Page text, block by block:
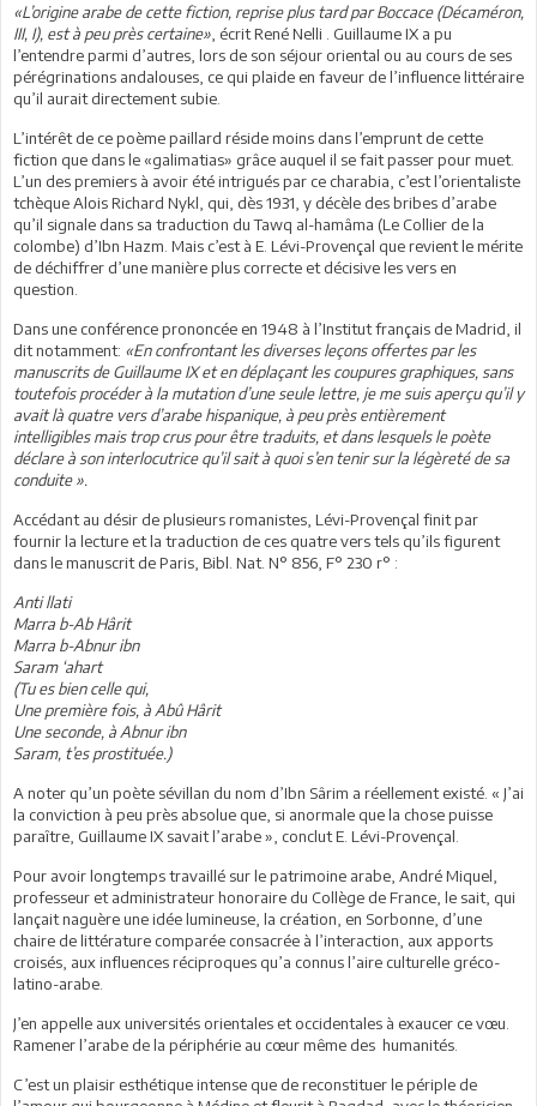
«L’origine arabe de cette fiction, reprise plus tard par Boccace (Décaméron,
III, I), est à peu près certaine» , écrit René Nelli . Guillaume IX a pu
l’entendre parmi d’autres, lors de son séjour oriental ou au cours de ses
pérégrinations andalouses, ce qui plaide en faveur de l’influence littéraire
qu’il aurait directement subie.
L’intérêt de ce poème paillard réside moins dans l’emprunt de cette
fiction que dans le «galimatias» grâce auquel il se fait passer pour muet.
L’un des premiers à avoir été intrigués par ce charabia, c’est l’orientaliste
tchèque Alois Richard Nykl, qui, dès 1931, y décèle des bribes d’arabe
qu’il signale dans sa traduction du Tawq al-hamâma (Le Collier de la
colombe) d’Ibn Hazm. Mais c’est à E. Lévi-Provençal que revient le mérite
de déchiffrer d’une manière plus correcte et décisive les vers en
question.
Dans une conférence prononcée en 1948 à l’Institut français de Madrid, il
dit notamment: «En confrontant les diverses leçons offertes par les
manuscrits de Guillaume IX et en déplaçant les coupures graphiques, sans
toutefois procéder à la mutation d’une seule lettre, je me suis aperçu qu’il y
avait là quatre vers d’arabe hispanique, à peu près entièrement
intelligibles mais trop crus pour être traduits, et dans lesquels le poète
déclare à son interlocutrice qu’il sait à quoi s’en tenir sur la légèreté de sa
conduite ».
Accédant au désir de plusieurs romanistes, Lévi-Provençal finit par
fournir la lecture et la traduction de ces quatre vers tels qu’ils figurent
dans le manuscrit de Paris, Bibl. Nat. N° 856, F° 230 r° :
Anti llati
Marra b-Ab Hârit
Marra b-Abnur ibn
Saram ‘ahart
(Tu es bien celle qui,
Une première fois, à Abû Hârit
Une seconde, à Abnur ibn
Saram, t’es prostituée.)
A noter qu’un poète sévillan du nom d’Ibn Sârim a réellement existé. « J’ai
la conviction à peu près absolue que, si anormale que la chose puisse
paraître, Guillaume IX savait l’arabe », conclut E. Lévi-Provençal.
Pour avoir longtemps travaillé sur le patrimoine arabe, André Miquel,
professeur et administrateur honoraire du Collège de France, le sait, qui
lançait naguère une idée lumineuse, la création, en Sorbonne, d’une
chaire de littérature comparée consacrée à l’interaction, aux apports
croisés, aux influences réciproques qu’a connus l’aire culturelle gréco-
latino-arabe.
J’en appelle aux universités orientales et occidentales à exaucer ce vœu.
Ramener l’arabe de la périphérie au cœur même des humanités.
C’est un plaisir esthétique intense que de reconstituer le périple de